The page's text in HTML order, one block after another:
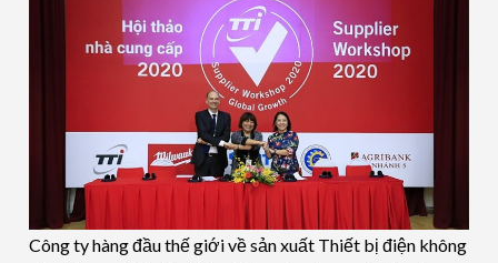
Công ty hàng đầu thế giới về sản xuất Thiết bị điện không